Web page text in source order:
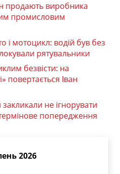
продають виробника
промисловим
і мотоцикл: водій був без
рятувальники
безвісти: на
Іван
не ігнорувати
попередження
2026